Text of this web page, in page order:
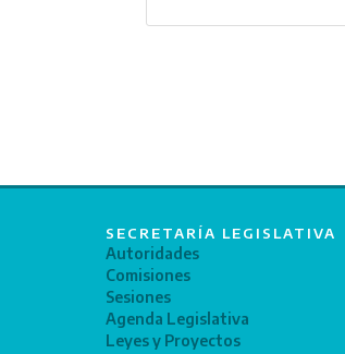
SECRETARÍA LEGISLATIVA
Autoridades
Comisiones
Sesiones
Agenda Legislativa
Leyes y Proyectos